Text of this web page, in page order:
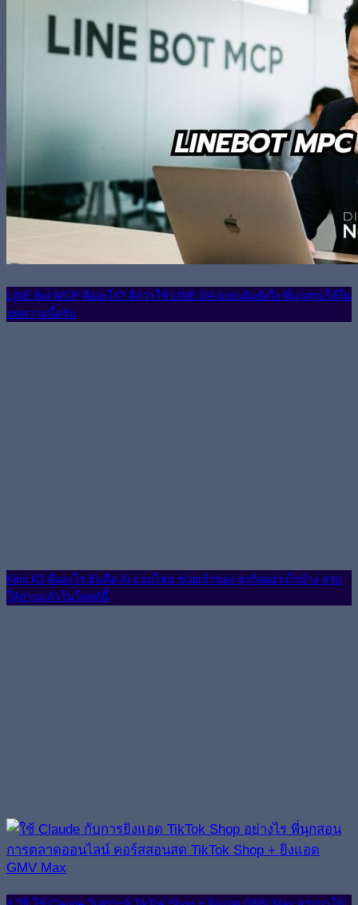
LINE Bot MCP คืออะไร? ดีกว่าใช้ LINE OA แบบเดิมยังไง พี่นุกสรุปให้ใน
บทความนี้ครับ
Kimi K3 คืออะไร มันคือ Ai แบบไหน ช่วยเจ้าของ ธุรกิจอย่างไรบ้าง สรุป
ให้อ่านแล้วในโพสต์นี้